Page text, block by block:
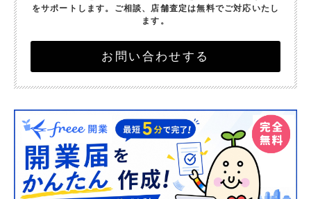
をサポートします。 ご相談、店舗査定は無料でご対応いたし
ます。
お問い合わせする